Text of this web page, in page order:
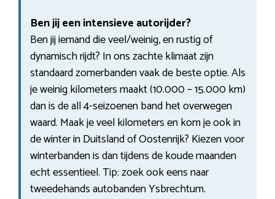
Ben jij een intensieve autorijder?
Ben jij iemand die veel/weinig, en rustig of
dynamisch rijdt? In ons zachte klimaat zijn
standaard zomerbanden vaak de beste optie. Als
je weinig kilometers maakt (10.000 – 15.000 km)
dan is de all 4-seizoenen band het overwegen
waard. Maak je veel kilometers en kom je ook in
de winter in Duitsland of Oostenrijk? Kiezen voor
winterbanden is dan tijdens de koude maanden
echt essentieel. Tip: zoek ook eens naar
tweedehands autobanden Ysbrechtum.